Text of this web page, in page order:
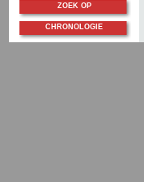
ZOEK OP
CHRONOLOGIE